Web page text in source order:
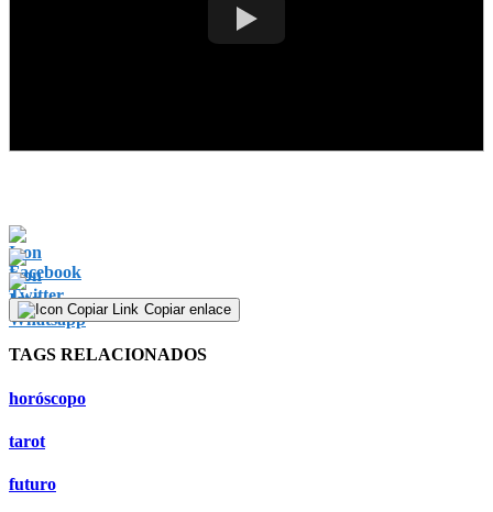
Copiar enlace
TAGS RELACIONADOS
horóscopo
tarot
futuro